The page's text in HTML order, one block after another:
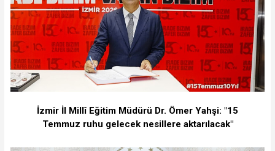
İzmir İl Millî Eğitim Müdürü Dr. Ömer Yahşi: "15
Temmuz ruhu gelecek nesillere aktarılacak"